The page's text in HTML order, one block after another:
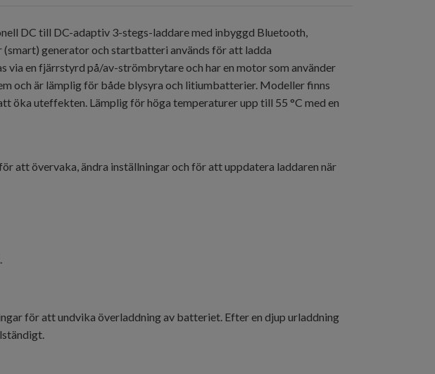
DC till DC-adaptiv 3-stegs-laddare med inbyggd Bluetooth,
generator och startbatteri används för att ladda
via en fjärrstyrd på/av-strömbrytare och har en motor som använder
och är lämplig för både blysyra och litiumbatterier. Modeller finns
öka uteffekten. Lämplig för höga temperaturer upp till 55 °C med en
att övervaka, ändra inställningar och för att uppdatera laddaren när
för att undvika överladdning av batteriet. Efter en djup urladdning